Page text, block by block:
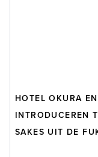
HOTEL OKURA
INTRODUCEREN
SAKES UIT DE